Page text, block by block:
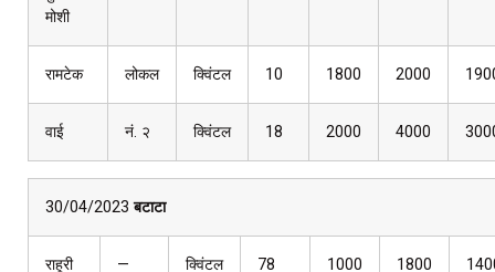
मोशी
रामटेक लोकल क्विंटल 10 1800 2000
वाई नं. २ क्विंटल 18 2000 4000
30/04/2023बटाटा
राहूरी — क्विंटल 78 1000 1800